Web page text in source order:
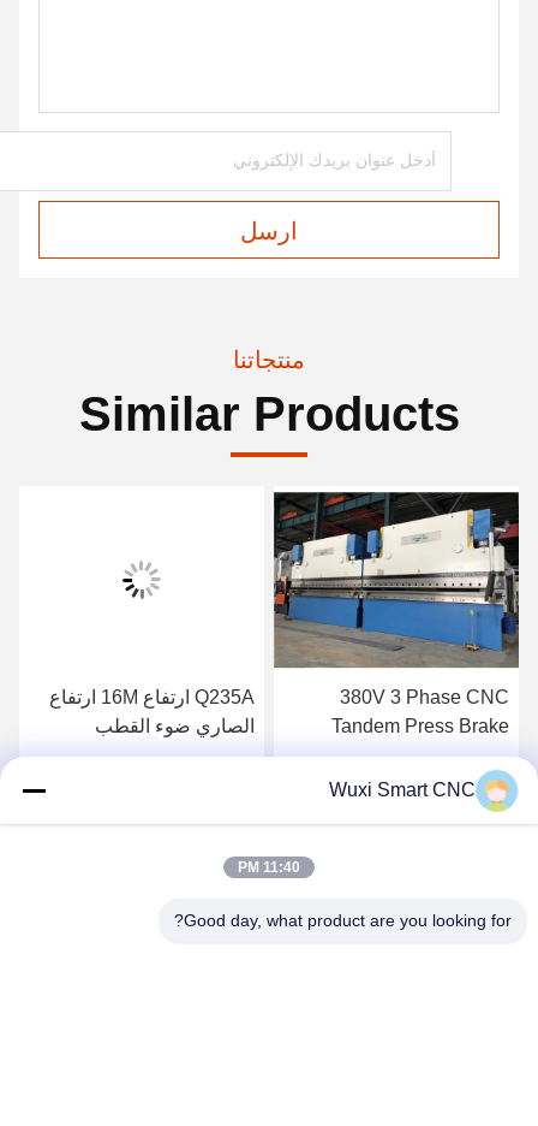
ارسل
منتجاتنا
Similar Products
380V 3 Phase CNC
Tandem Press Brake
للحصول على عمود الإنارة
احصل على أفضل سعر
Q235A ارتفاع 16M ارتفاع
الصاري ضوء القطب
الصحافة الفرامل
Wuxi Smart CNC
11:40 PM
Good day, what product are you looking for?